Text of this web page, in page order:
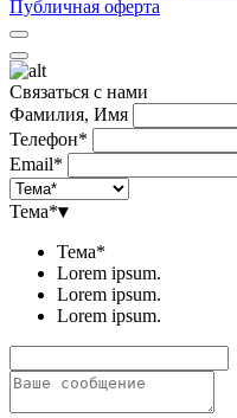
Публичная оферта
Связаться с нами
Фамилия, Имя
Телефон*
Email*
Тема*▾
Тема*
Lorem ipsum.
Lorem ipsum.
Lorem ipsum.